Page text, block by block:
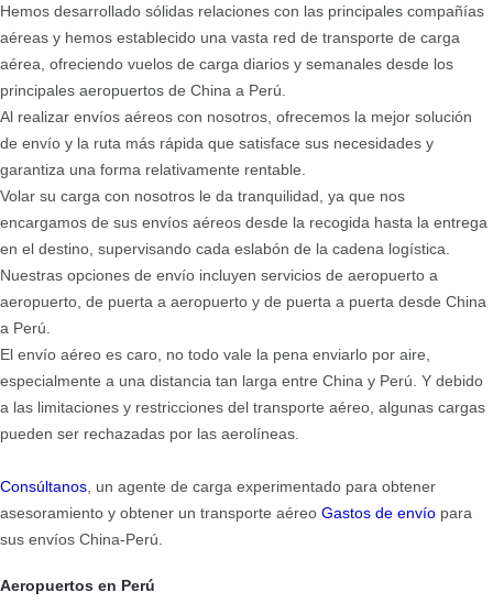
Hemos desarrollado sólidas relaciones con las principales compañías
aéreas y hemos establecido una vasta red de transporte de carga
aérea, ofreciendo vuelos de carga diarios y semanales desde los
principales aeropuertos de China a Perú.
Al realizar envíos aéreos con nosotros, ofrecemos la mejor solución
de envío y la ruta más rápida que satisface sus necesidades y
garantiza una forma relativamente rentable.
Volar su carga con nosotros le da tranquilidad, ya que nos
encargamos de sus envíos aéreos desde la recogida hasta la entrega
en el destino, supervisando cada eslabón de la cadena logística.
Nuestras opciones de envío incluyen servicios de aeropuerto a
aeropuerto, de puerta a aeropuerto y de puerta a puerta desde China
a Perú.
El envío aéreo es caro, no todo vale la pena enviarlo por aire,
especialmente a una distancia tan larga entre China y Perú. Y debido
a las limitaciones y restricciones del transporte aéreo, algunas cargas
pueden ser rechazadas por las aerolíneas.
Consúltanos , un agente de carga experimentado para obtener
asesoramiento y obtener un transporte aéreo Gastos de envío para
sus envíos China-Perú.
Aeropuertos en Perú